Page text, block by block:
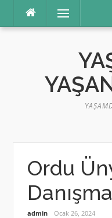
Menü
Ordu
admin Ocak 26, 2024